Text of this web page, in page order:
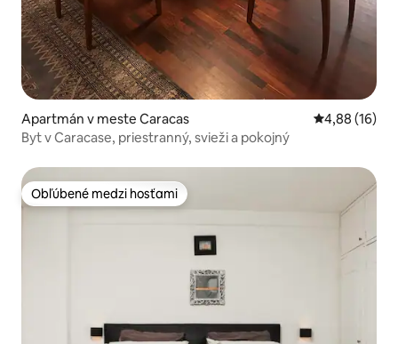
Apartmán v meste Caracas Priemerné
4,88 (16)
Byt v Caracase, priestranný, svieži a pokojný
Obľúbené medzi hosťami
Obľúbené medzi hosťami